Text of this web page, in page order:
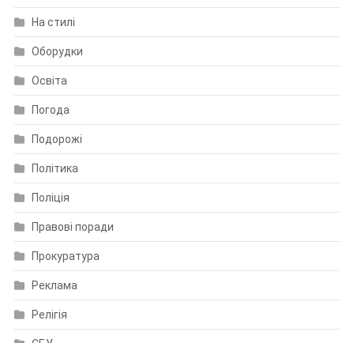
На стилі
Оборудки
Освіта
Погода
Подорожі
Політика
Поліція
Правові поради
Прокуратура
Реклама
Релігія